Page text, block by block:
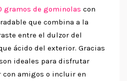
gramos de gominolas con
que combina a la
entre el dulzor del
ácido del exterior. Gracias
ideales para disfrutar
con amigos o incluir en